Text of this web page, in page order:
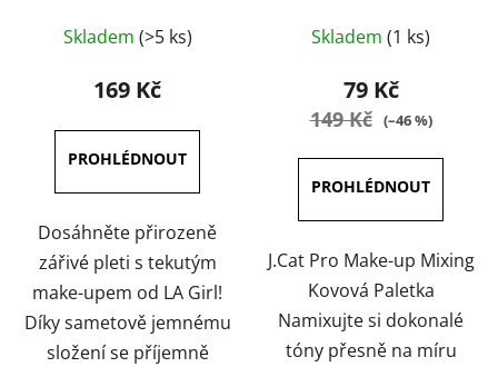
hodnocení
produktu
4,5
z
5
hvězdiček.
Skladem (>5 ks)
169 Kč
Dosáhněte přirozeně
zářivé pleti s tekutým
make-upem od LA Girl!
Díky sametově jemnému
složení se příjemně
Skladem (1 ks)
79 Kč
149 Kč (–46 %)
J.Cat Pro Make-up Mixing
Kovová Paletka
Namixujte si dokonalé
tóny přesně na míru